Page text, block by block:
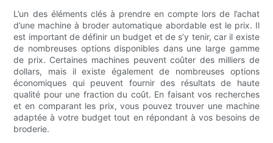
L’un des éléments clés à prendre en compte lors de l’achat
d’une machine à broder automatique abordable est le prix. Il
est important de définir un budget et de s’y tenir, car il existe
de nombreuses options disponibles dans une large gamme
de prix. Certaines machines peuvent coûter des milliers de
dollars, mais il existe également de nombreuses options
économiques qui peuvent fournir des résultats de haute
qualité pour une fraction du coût. En faisant vos recherches
et en comparant les prix, vous pouvez trouver une machine
adaptée à votre budget tout en répondant à vos besoins de
broderie.